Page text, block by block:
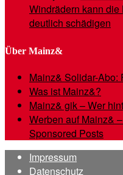
Windrädern kann
deutlich schädigen
Über Mainz&
Mainz& Solidar-Abo:
Was ist Mainz&?
Mainz& gik – Wer
Werben auf Mainz&
Sponsored Posts
Impressum
Datenschutz